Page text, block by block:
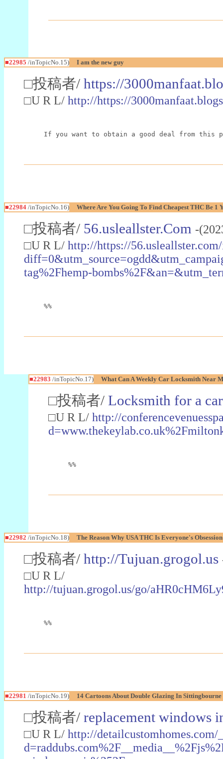
■22985 /inTopicNo.15) I am the new guy
□投稿者/ https://
□U R L/ http://https://
If you want to obtain a good deal from this
■22984 /inTopicNo.16) Where Are You Going To Find Cheapest THC Be 1
□投稿者/ 56.usleallster.Com -
□U R L/ http://https://
tag%2Fhemp-
%%
■22983 /inTopicNo.17) What Can A Weekly Car Locksmith Near
□投稿者/ Locksmith for a car
□U R L/ http://
%%
■22982 /inTopicNo.18) The Reason Why USA THC Is Everyone's
□投稿者/ http://Tujuan.grogol.us
□U R L/
http://tujuan.grogol.us/go/
%%
■22981 /inTopicNo.19) 14 Cartoons About Double Glazing In
□投稿者/ replacement windows
□U R L/ http://detailcustomhomes.com/